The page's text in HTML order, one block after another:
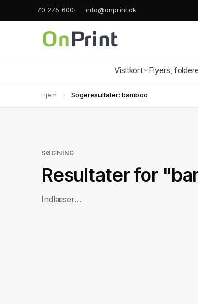
70 275 600 info@onprint.dk
Visitkort Flyers,
Hjem Sogeresultater: bamboo
SØGNING
Resultater for
Indlæser…